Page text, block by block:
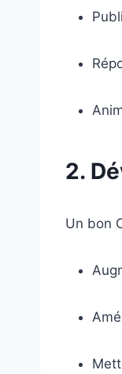
2.
Un bon